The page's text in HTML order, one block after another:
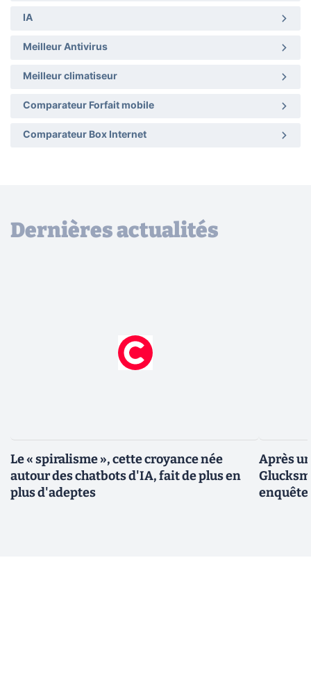
IA
Meilleur Antivirus
Meilleur climatiseur
Comparateur Forfait mobile
Comparateur Box Internet
Dernières actualités
Le « spiralisme », cette croyance née
autour des chatbots d'IA, fait de plus en
plus d'adeptes
Après
enquête